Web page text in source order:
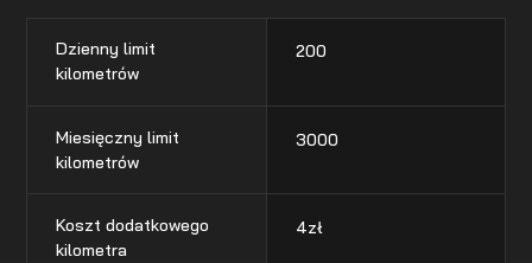
Dzienny limit
kilometrów
200
Miesięczny limit
kilometrów
3000
Koszt dodatkowego
kilometra
4zł